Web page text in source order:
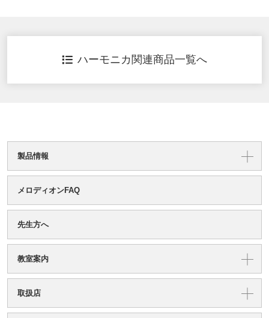
ハーモニカ関連商品一覧へ
製品情報
メロディオンFAQ
先生方へ
教室案内
取扱店